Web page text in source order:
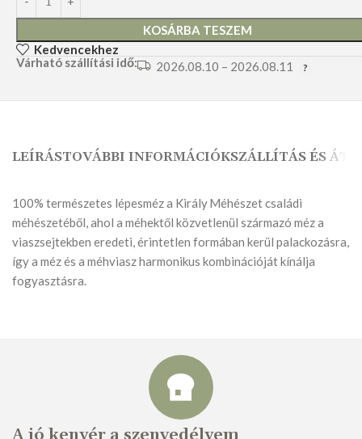
KOSÁRBA TESZEM
Kedvencekhez
Várható szállítási idő:
2026.08.10 – 2026.08.11
LEÍRÁSTOVÁBBI INFORMÁCIÓKSZÁLLÍTÁS ÉS
100% természetes lépesméz a Király Méhészet családi
méhészetéből, ahol a méhektől közvetlenül származó méz a
viaszsejtekben eredeti, érintetlen formában kerül palackozásra,
így a méz és a méhviasz harmonikus kombinációját kínálja
fogyasztásra.